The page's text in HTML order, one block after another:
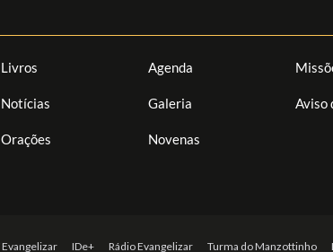
Livros Agenda
Notícias Galeria Aviso
Orações Novenas